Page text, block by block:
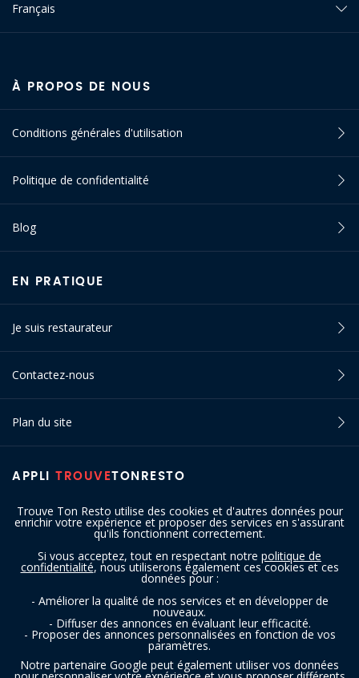
Trouve Ton Resto utilise des cookies et d'autres données pour
enrichir votre expérience et proposer des services en s'assurant
qu'ils fonctionnent correctement.
Si vous acceptez, tout en respectant notre politique de
confidentialité, nous utiliserons également ces cookies et ces
données pour :
- Améliorer la qualité de nos services et en développer de
nouveaux.
- Diffuser des annonces en évaluant leur efficacité.
- Proposer des annonces personnalisées en fonction de vos
paramètres.
Notre partenaire Google peut également utiliser vos données
Français
APPLI TROUVETONRESTO
À PROPOS DE NOUS
Conditions générales d'utilisation
Politique de confidentialité
Blog
EN PRATIQUE
Je suis restaurateur
Contactez-nous
Plan du site
SUIVEZ-NOUS